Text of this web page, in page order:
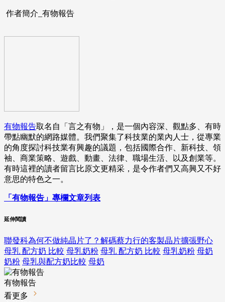
作者簡介_有物報告
有物報告取名自「言之有物」，是一個內容深、觀點多、有時
帶點幽默的網路媒體。我們聚集了科技業的業內人士，從專業
的角度探討科技業有興趣的議題，包括國際合作、新科技、領
袖、商業策略、遊戲、動畫、法律、職場生活、以及創業等。
有時這裡的讀者留言比原文更精采，是令作者們又高興又不好
意思的特色之一。
「有物報告」專欄文章列表
延伸閱讀
聯發科為何不做純晶片了？解碼蔡力行的客製晶片擴張野心
母乳 配方奶 比較 母乳奶粉 母乳 配方奶 比較 母乳奶粉 母奶
奶粉 母乳與配方奶比較 母奶
有物報告
看更多